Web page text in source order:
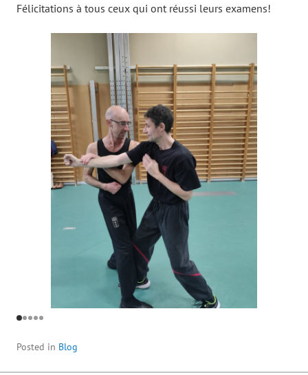
Félicitations à tous ceux qui ont réussi leurs examens!
Posted in Blog